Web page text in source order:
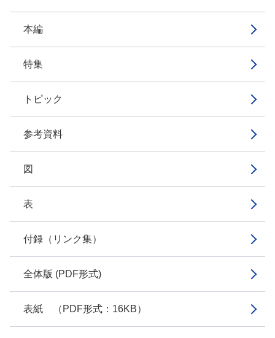
本編
特集
トピック
参考資料
図
表
付録（リンク集）
全体版 (PDF形式)
表紙 （PDF形式：16KB）